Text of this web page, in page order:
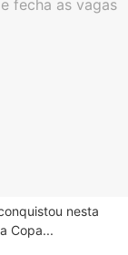
nesta
Copa...